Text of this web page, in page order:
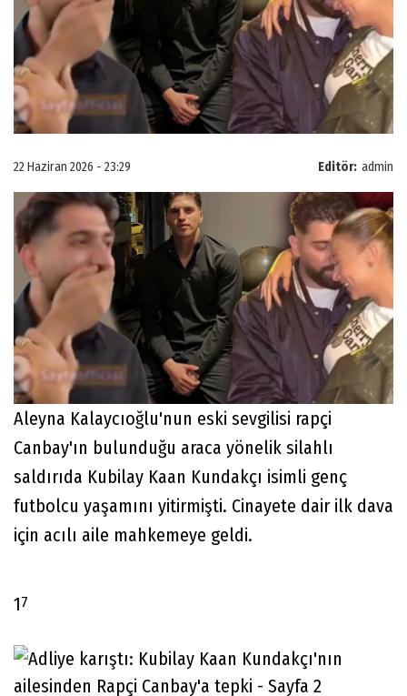
Editör: admin
22 Haziran 2026 - 23:29
Aleyna Kalaycıoğlu'nun eski sevgilisi rapçi
Canbay'ın bulunduğu araca yönelik silahlı
saldırıda Kubilay Kaan Kundakçı isimli genç
futbolcu yaşamını yitirmişti. Cinayete dair ilk dava
için acılı aile mahkemeye geldi.
17